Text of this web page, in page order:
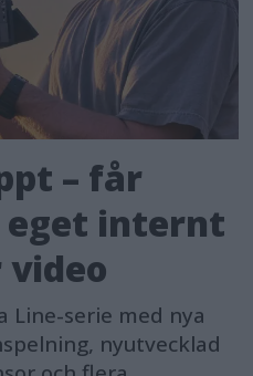
– får
eget internt
Line-serie med nya
nyutvecklad